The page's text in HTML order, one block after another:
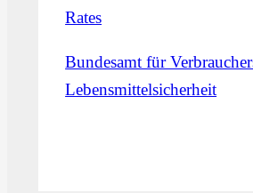
Rates
Bundesamt für
Lebensmittelsicherheit